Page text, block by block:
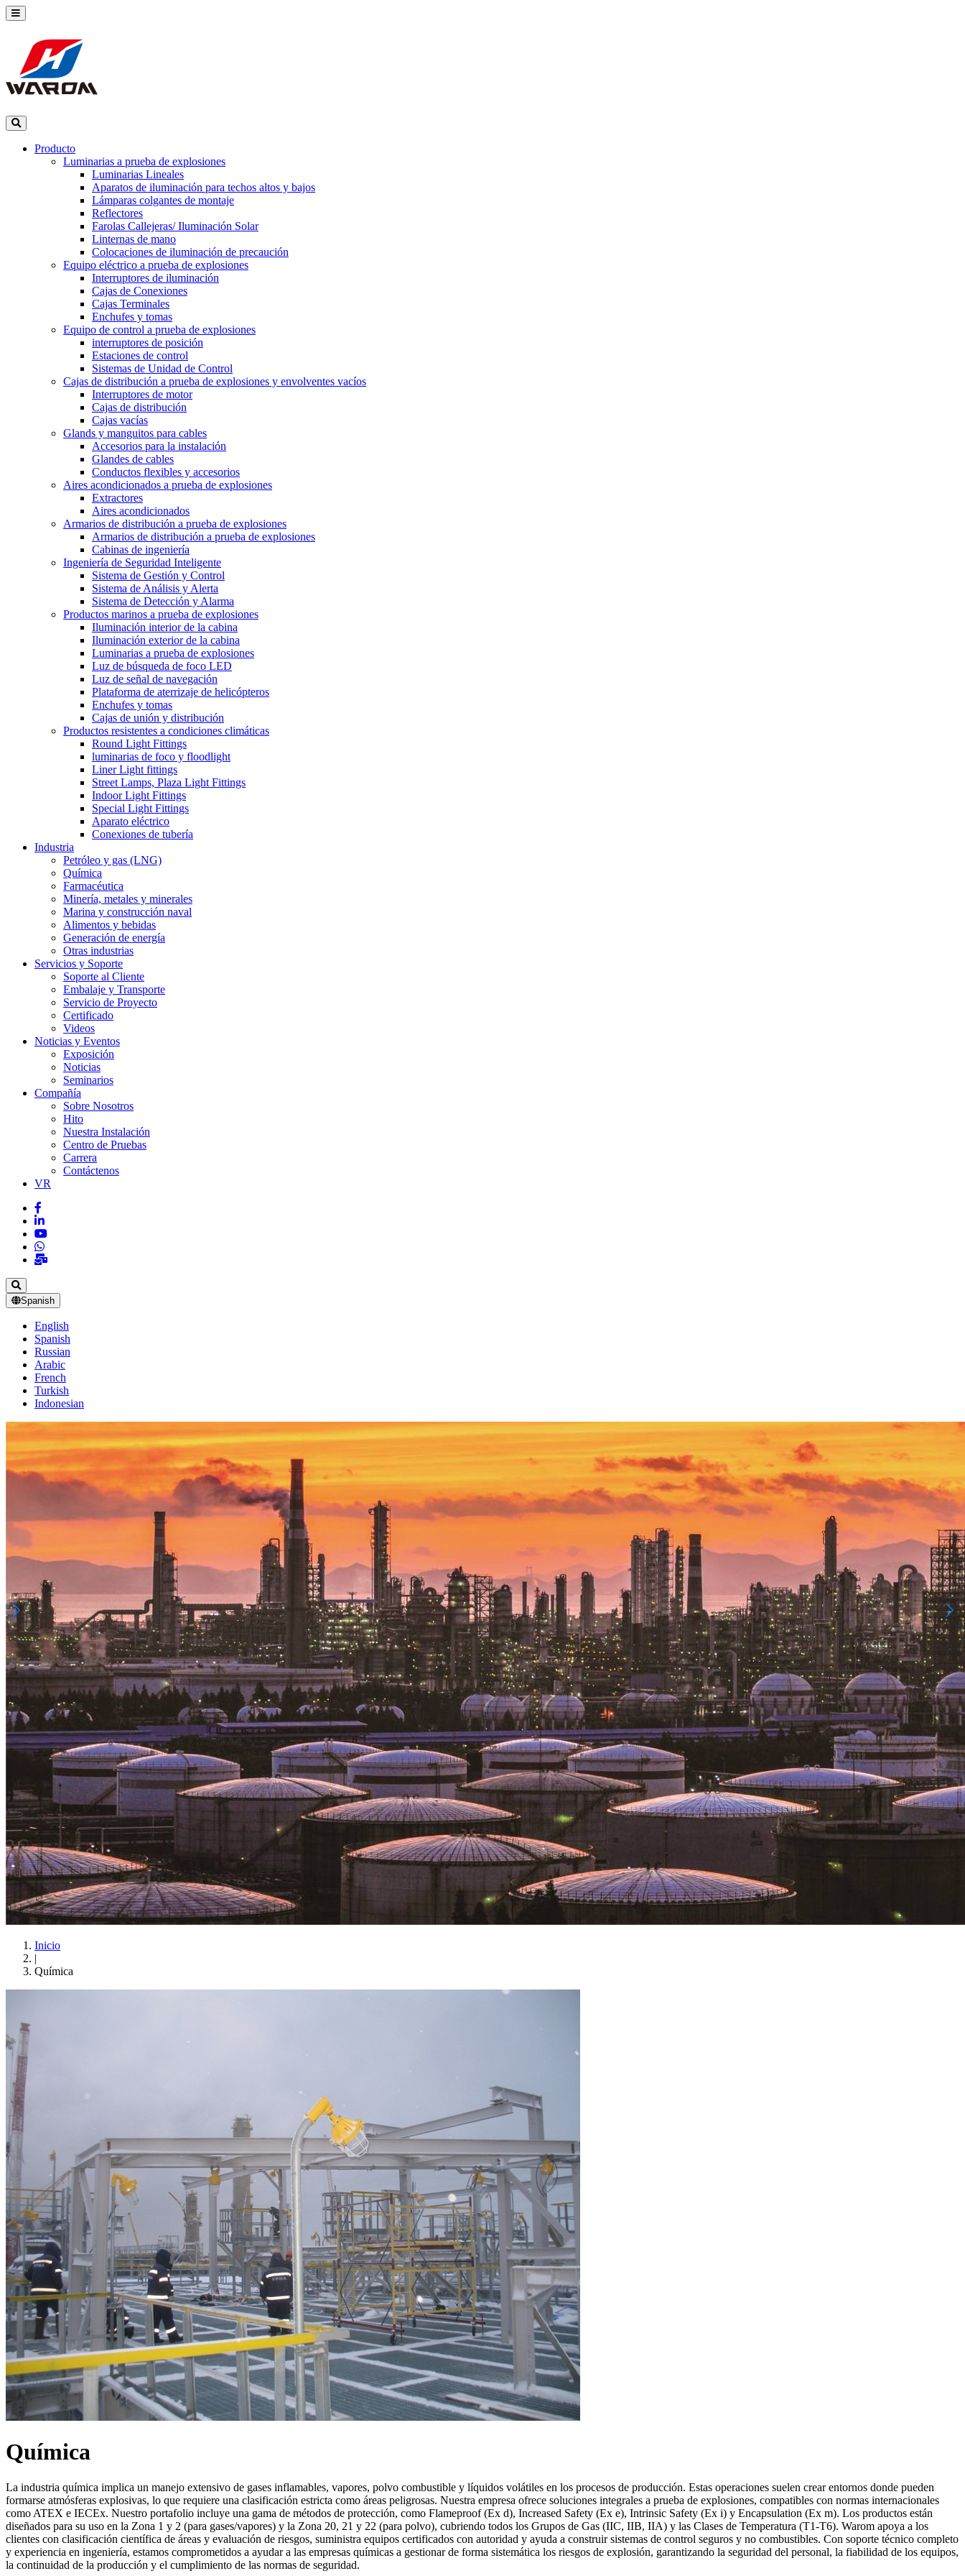
Producto
Luminarias a prueba de explosiones
Luminarias Lineales
Aparatos de iluminación para techos altos y bajos
Lámparas colgantes de montaje
Reflectores
Farolas Callejeras/ Iluminación Solar
Linternas de mano
Colocaciones de iluminación de precaución
Equipo eléctrico a prueba de explosiones
Interruptores de iluminación
Cajas de Conexiones
Cajas Terminales
Enchufes y tomas
Equipo de control a prueba de explosiones
interruptores de posición
Estaciones de control
Sistemas de Unidad de Control
Cajas de distribución a prueba de explosiones y envolventes vacíos
Interruptores de motor
Cajas de distribución
Cajas vacías
Glands y manguitos para cables
Accesorios para la instalación
Glandes de cables
Conductos flexibles y accesorios
Aires acondicionados a prueba de explosiones
Extractores
Aires acondicionados
Armarios de distribución a prueba de explosiones
Armarios de distribución a prueba de explosiones
Cabinas de ingeniería
Ingeniería de Seguridad Inteligente
Sistema de Gestión y Control
Sistema de Análisis y Alerta
Sistema de Detección y Alarma
Productos marinos a prueba de explosiones
Iluminación interior de la cabina
Iluminación exterior de la cabina
Luminarias a prueba de explosiones
Luz de búsqueda de foco LED
Luz de señal de navegación
Plataforma de aterrizaje de helicópteros
Enchufes y tomas
Cajas de unión y distribución
Productos resistentes a condiciones climáticas
Round Light Fittings
luminarias de foco y floodlight
Liner Light fittings
Street Lamps, Plaza Light Fittings
Indoor Light Fittings
Special Light Fittings
Aparato eléctrico
Conexiones de tubería
Industria
Petróleo y gas (LNG)
Química
Farmacéutica
Minería, metales y minerales
Marina y construcción naval
Alimentos y bebidas
Generación de energía
Otras industrias
Servicios y Soporte
Soporte al Cliente
Embalaje y Transporte
Servicio de Proyecto
Certificado
Videos
Noticias y Eventos
Exposición
Noticias
Seminarios
Compañía
Sobre Nosotros
Hito
Nuestra Instalación
Centro de Pruebas
Carrera
Contáctenos
VR
Spanish
English
Spanish
Russian
Arabic
French
Turkish
Indonesian
Inicio
|
Química
Química
La industria química implica un manejo extensivo de gases inflamables, vapores, polvo combustible y líquidos volátiles en los procesos de producción. Estas operaciones suelen crear entornos donde pueden
formarse atmósferas explosivas, lo que requiere una clasificación estricta como áreas peligrosas. Nuestra empresa ofrece soluciones integrales a prueba de explosiones, compatibles con normas internacionales
como ATEX e IECEx. Nuestro portafolio incluye una gama de métodos de protección, como Flameproof (Ex d), Increased Safety (Ex e), Intrinsic Safety (Ex i) y Encapsulation (Ex m). Los productos están
diseñados para su uso en la Zona 1 y 2 (para gases/vapores) y la Zona 20, 21 y 22 (para polvo), cubriendo todos los Grupos de Gas (IIC, IIB, IIA) y las Clases de Temperatura (T1-T6). Warom apoya a los
clientes con clasificación científica de áreas y evaluación de riesgos, suministra equipos certificados con autoridad y ayuda a construir sistemas de control seguros y no combustibles. Con soporte técnico completo
y experiencia en ingeniería, estamos comprometidos a ayudar a las empresas químicas a gestionar de forma sistemática los riesgos de explosión, garantizando la seguridad del personal, la fiabilidad de los equipos,
la continuidad de la producción y el cumplimiento de las normas de seguridad.